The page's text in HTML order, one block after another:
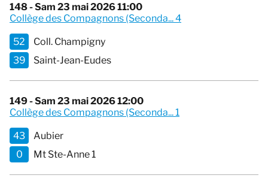
148 - Sam 23 mai 2026 11:00
Collège des Compagnons (Seconda... 4
52
Coll. Champigny
39
Saint-Jean-Eudes
149 - Sam 23 mai 2026 12:00
Collège des Compagnons (Seconda... 1
43
Aubier
0
Mt Ste-Anne 1